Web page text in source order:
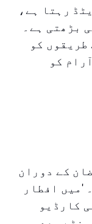
رہتا ہے،
بڑھتی ہے۔
کو
کو
رمضان کے دوران
'میں افطار
یعنی کارڈیو